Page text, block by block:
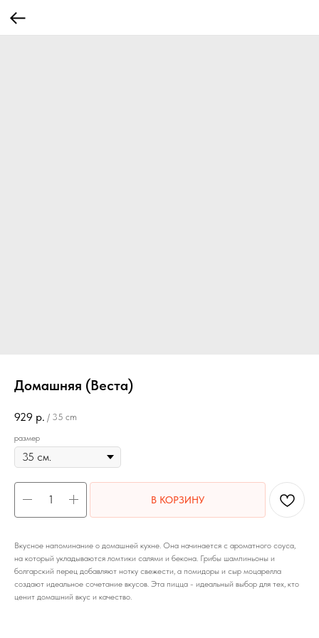
Домашняя (Веста)
929 р. / 35 cm
размер
В КОРЗИНУ
Вкусное напоминание о домашней кухне. Она начинается с ароматного соуса,
на который укладываются ломтики салями и бекона. Грибы шампиньоны и
болгарский перец добавляют нотку свежести, а помидоры и сыр моцарелла
создают идеальное сочетание вкусов. Эта пицца - идеальный выбор для тех, кто
ценит домашний вкус и качество.